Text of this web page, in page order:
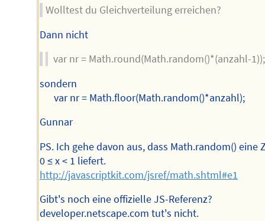
Wolltest du Gleichverteilung erreichen?
Dann nicht
var nr = Math.round(Math.random()*(anzahl-1));
sondern
var nr = Math.floor(Math.random()*anzahl);
Gunnar
PS. Ich gehe davon aus, dass Math.random() eine
0 ≤ x < 1 liefert.
http://javascriptkit.com/jsref/math.shtml#e1
Gibt's noch eine offizielle JS-Referenz?
developer.netscape.com tut's nicht.